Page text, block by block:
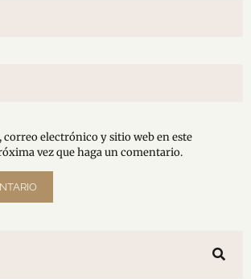
electrónico y sitio web en este
vez que haga un comentario.